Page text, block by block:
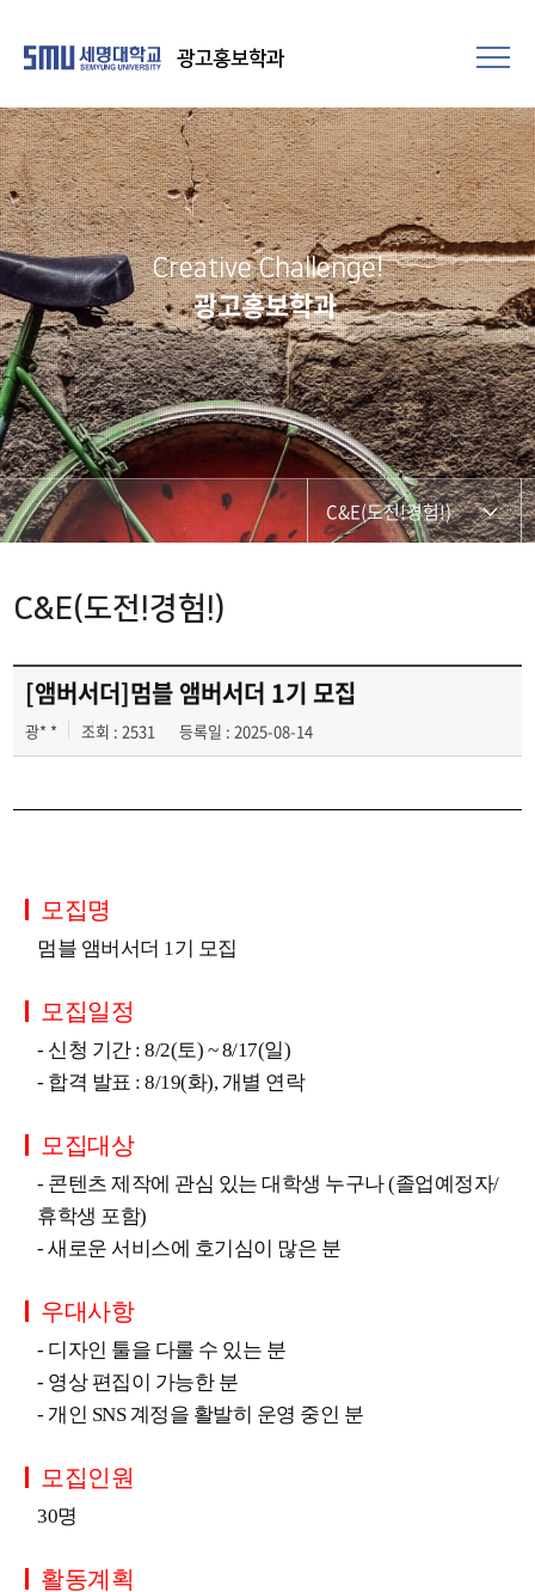
광고홍보학과
Creative Challenge!
광고홍보학과
C&E(도전!경험!)
C&E(도전!경험!)
C&E(도전!경험!)
[앰버서더]멈블 앰버서더 1기 모집
광* * 조회 : 2531 등록일 : 2025-08-14
모집명
멈블 앰버서더 1기 모집
모집일정
- 신청 기간 : 8/2(토) ~ 8/17(일)
- 합격 발표 : 8/19(화), 개별 연락
모집대상
- 콘텐츠 제작에 관심 있는 대학생 누구나 (졸업예정자/
휴학생 포함)
- 새로운 서비스에 호기심이 많은 분
우대사항
- 디자인 툴을 다룰 수 있는 분
- 영상 편집이 가능한 분
- 개인 SNS 계정을 활발히 운영 중인 분
모집인원
30명
활동계획